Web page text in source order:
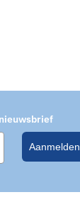
Aanmelden